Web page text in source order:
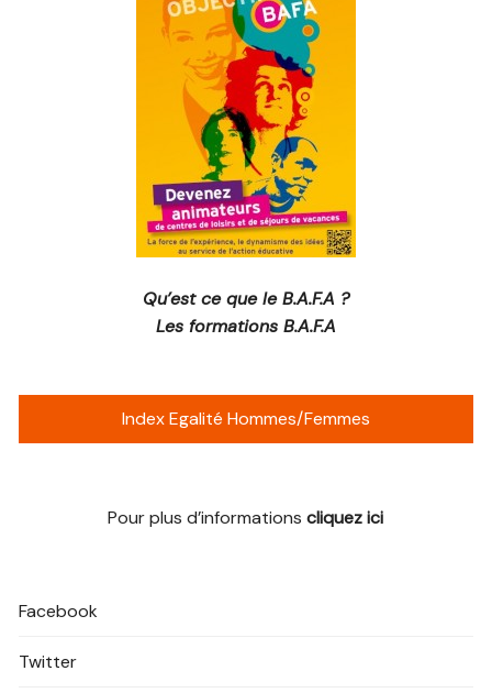
Qu’est ce que le B.A.F.A ?
Les formations B.A.F.A
Index Egalité Hommes/Femmes
Pour plus d’informationscliquez ici
Facebook
Twitter